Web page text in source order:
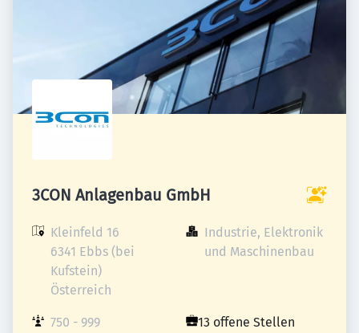
3CON Anlagenbau GmbH
Kleinfeld 16
6341 Ebbs (bei
Kufstein)
Österreich
Industrie, Elektronik
und Maschinenbau
750 - 999
13 offene Stellen